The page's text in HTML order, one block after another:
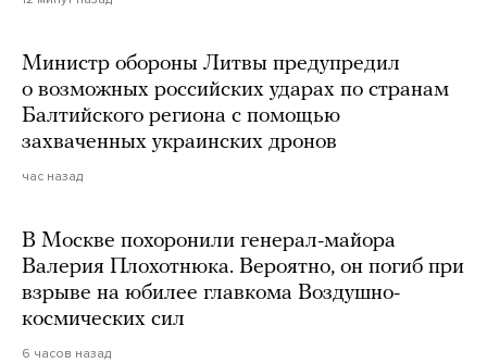
Министр обороны Литвы предупредил
о возможных российских ударах по странам
Балтийского региона с помощью
захваченных украинских дронов
час назад
В Москве похоронили генерал-майора
Валерия Плохотнюка. Вероятно, он погиб при
взрыве на юбилее главкома Воздушно-
космических сил
6 часов назад